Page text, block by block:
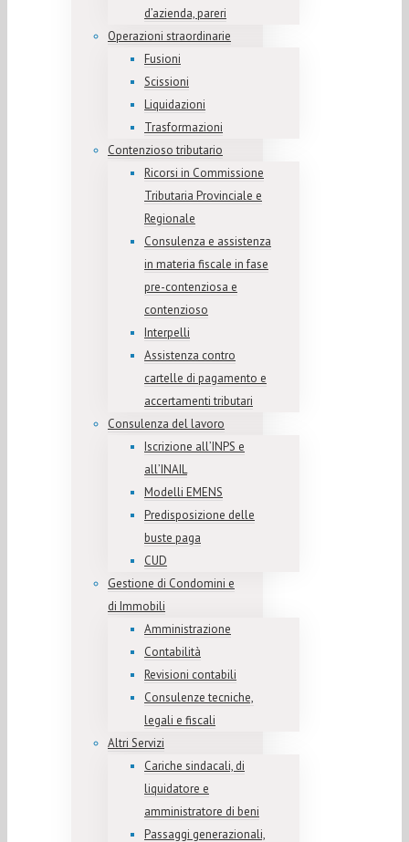
d’azienda, pareri
Operazioni straordinarie
Fusioni
Scissioni
Liquidazioni
Trasformazioni
Contenzioso tributario
Ricorsi in Commissione
Tributaria Provinciale e
Regionale
Consulenza e assistenza
in materia fiscale in fase
pre-contenziosa e
contenzioso
Interpelli
Assistenza contro
cartelle di pagamento e
accertamenti tributari
Consulenza del lavoro
Iscrizione all’INPS e
all’INAIL
Modelli EMENS
Predisposizione delle
buste paga
CUD
Gestione di Condomini e
di Immobili
Amministrazione
Contabilità
Revisioni contabili
Consulenze tecniche,
legali e fiscali
Altri Servizi
Cariche sindacali, di
liquidatore e
amministratore di beni
Passaggi generazionali,